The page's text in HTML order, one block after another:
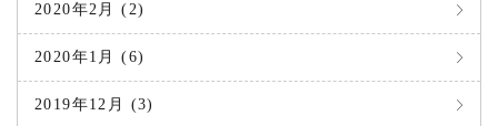
2020年2月 (2)
2020年1月 (6)
2019年12月 (3)